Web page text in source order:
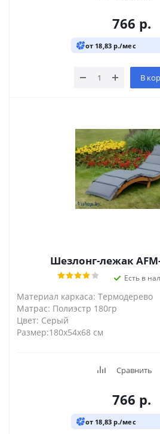
766 р.
от 18,83 р./мес
В
Шезлонг-лежак
Есть в
Материал каркаса: Термодерево
Матрас: Полиэстр 180гр
Цвет: Серый
Размер:180х54х68 см
Сравнить
766 р.
от 18,83 р./мес